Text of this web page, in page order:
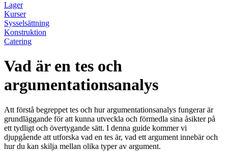
Lager
Kurser
Sysselsättning
Konstruktion
Catering
Vad är en tes och
argumentationsanalys
Att förstå begreppet tes och hur argumentationsanalys fungerar är
grundläggande för att kunna utveckla och förmedla sina åsikter på
ett tydligt och övertygande sätt. I denna guide kommer vi
djupgående att utforska vad en tes är, vad ett argument innebär och
hur du kan skilja mellan olika typer av argument.